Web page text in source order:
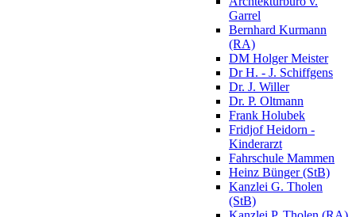
Garrel
Bernhard Kurmann
(RA)
DM Holger Meister
Dr H. - J. Schiffgens
Dr. J. Willer
Dr. P. Oltmann
Frank Holubek
Fridjof Heidorn -
Kinderarzt
Fahrschule Mammen
Heinz Bünger (StB)
Kanzlei G. Tholen
(StB)